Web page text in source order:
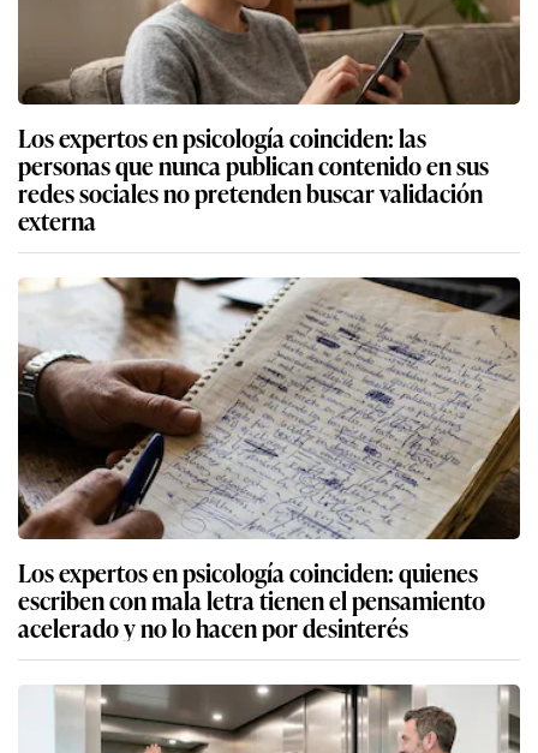
Los expertos en psicología coinciden: las
personas que nunca publican contenido en sus
redes sociales no pretenden buscar validación
externa
Los expertos en psicología coinciden: quienes
escriben con mala letra tienen el pensamiento
acelerado y no lo hacen por desinterés